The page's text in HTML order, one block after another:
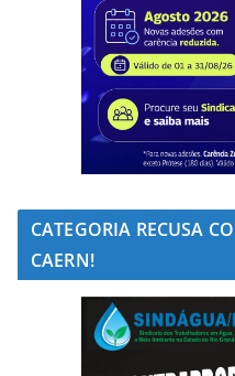
CATEGORIA RECUSA
CAERN!